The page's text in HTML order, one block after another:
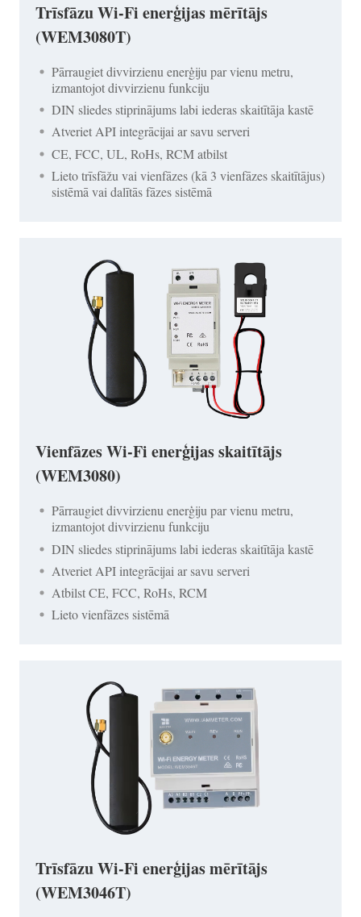
Trīsfāzu Wi-Fi enerģijas mērītājs
(WEM3080T)
Pārraugiet divvirzienu enerģiju par vienu metru,
izmantojot divvirzienu funkciju
DIN sliedes stiprinājums labi iederas skaitītāja kastē
Atveriet API integrācijai ar savu serveri
CE, FCC, UL, RoHs, RCM atbilst
Lieto trīsfāžu vai vienfāzes (kā 3 vienfāzes skaitītājus)
sistēmā vai dalītās fāzes sistēmā
Vienfāzes Wi-Fi enerģijas skaitītājs
(WEM3080)
Pārraugiet divvirzienu enerģiju par vienu metru,
izmantojot divvirzienu funkciju
DIN sliedes stiprinājums labi iederas skaitītāja kastē
Atveriet API integrācijai ar savu serveri
Atbilst CE, FCC, RoHs, RCM
Lieto vienfāzes sistēmā
Trīsfāzu Wi-Fi enerģijas mērītājs
(WEM3046T)